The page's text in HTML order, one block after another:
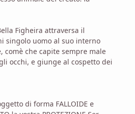
Figheira attraversa il
singolo uomo al suo interno
comè che capite sempre male
occhi, e giunge al cospetto dei
di forma FALLOIDE e